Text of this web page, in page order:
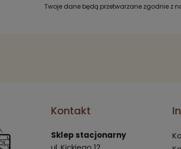
Twoje dane będą przetwarzane zgodnie z
Kontakt
Sklep stacjonarny